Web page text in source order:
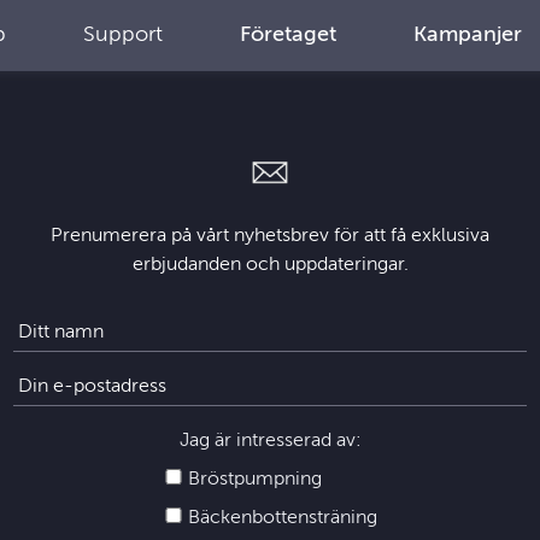
Support Företaget Kampanjer
Prenumerera på vårt nyhetsbrev för att få exklusiva
erbjudanden och uppdateringar.
Jag är intresserad av:
Bröstpumpning
Bäckenbottensträning